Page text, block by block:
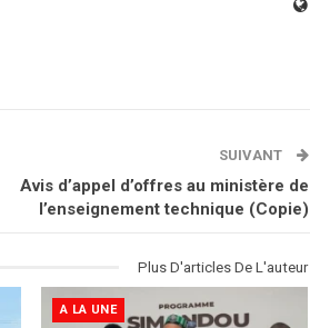
SUIVANT
Avis d’appel d’offres au ministère de
l’enseignement technique (Copie)
Plus D'articles De L'auteur
A LA UNE